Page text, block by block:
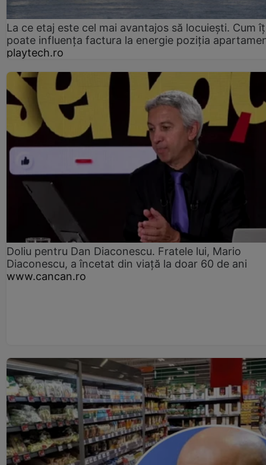
La ce etaj este cel mai avantajos să locuiești. Cum
poate influența factura la energie poziția
playtech.ro
Doliu pentru Dan Diaconescu. Fratele lui, Mario
Diaconescu, a încetat din viață la doar 60 de ani
www.cancan.ro